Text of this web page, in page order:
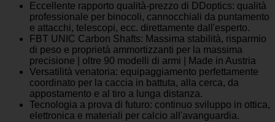
Eccellente rapporto qualità-prezzo di DDoptics: qualità
professionale per binocoli, cannocchiali da puntamento
e attacchi, telescopi, ecc. direttamente dall'esperto.
FBT UNIC Carbon Shafts: Massima stabilità, risparmio
di peso e proprietà ammortizzanti per la massima
precisione | oltre 90 modelli di armi | Made in Austria
Versatilità venatoria: equipaggiamento perfettamente
coordinato per la caccia in battuta, alla cerca, da
appostamento e al tiro a lunga distanza.
Tecnologia a prova di futuro: continuo sviluppo in ottica,
elettronica e materiali per calcio all'avanguardia.